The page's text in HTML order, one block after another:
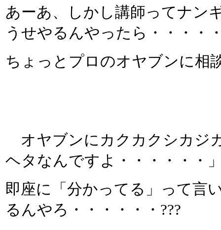
あーあ、しかし講師ってナン
うせやるんやったら・・・・
ちょっとプロのオヤブンに相
オヤブンにカクカクシカジ
ヘタなんですよ・・・・・・
即座に「分かってる」って言
るんやろ・・・・・・???